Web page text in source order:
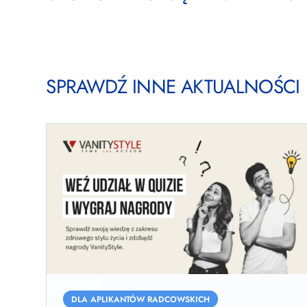
SPRAWDŹ INNE AKTUALNOŚCI
udziałDLA APLIKANTÓW RADCOWSKICH